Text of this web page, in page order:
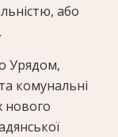
або
Урядом,
комунальні
нового